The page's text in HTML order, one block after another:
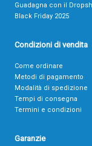
Guadagna con il
Black Friday 2025
Condizioni di vendita
Come ordinare
Metodi di pagamento
Modalità di spedizione
Tempi di consegna
Termini e condizioni
Garanzie